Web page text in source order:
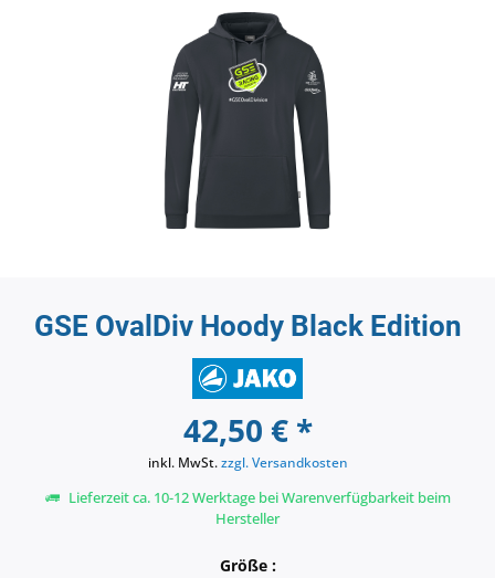
GSE OvalDiv Hoody Black Edition
42,50 € *
inkl. MwSt.zzgl. Versandkosten
Lieferzeit ca. 10-12 Werktage bei Warenverfügbarkeit beim
Hersteller
Größe :